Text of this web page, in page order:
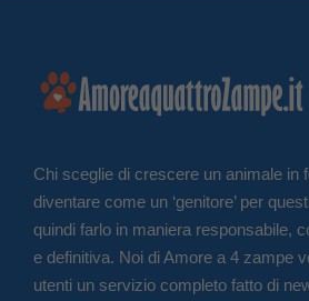
Chi sceglie di crescere un animale in
diventare come un ‘genitore’ per
quindi farlo in maniera responsabile,
e definitiva. Noi di Amore a 4 zampe
utenti un servizio completo fatto di